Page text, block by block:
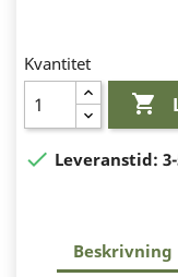
Kvantitet

 Leveranstid:
Beskrivning